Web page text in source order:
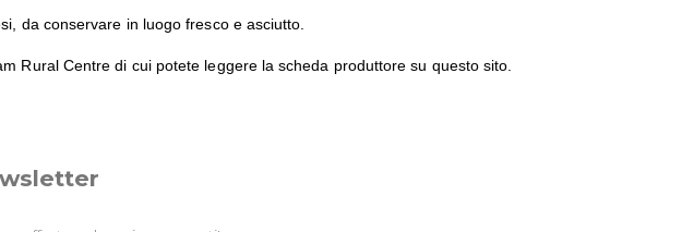
da conservare in luogo fresco e asciutto.
Rural Centre di cui potete leggere la scheda produttore su questo sito.